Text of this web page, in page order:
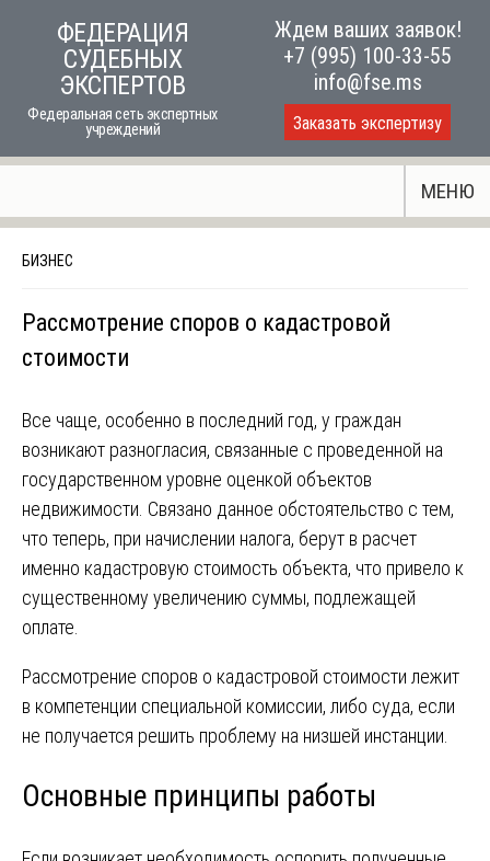
ФЕДЕРАЦИЯ
СУДЕБНЫХ
ЭКСПЕРТОВ
Федеральная сеть экспертных
учреждений
Ждем ваших заявок!
+7 (995) 100-33-55
info@fse.ms
Заказать экспертизу
МЕНЮ
БИЗНЕС
Рассмотрение споров о кадастровой
стоимости
Все чаще, особенно в последний год, у граждан
возникают разногласия, связанные с проведенной на
государственном уровне оценкой объектов
недвижимости. Связано данное обстоятельство с тем,
что теперь, при начислении налога, берут в расчет
именно кадастровую стоимость объекта, что привело к
существенному увеличению суммы, подлежащей
оплате.
Рассмотрение споров о кадастровой стоимости лежит
в компетенции специальной комиссии, либо суда, если
не получается решить проблему на низшей инстанции.
Основные принципы работы